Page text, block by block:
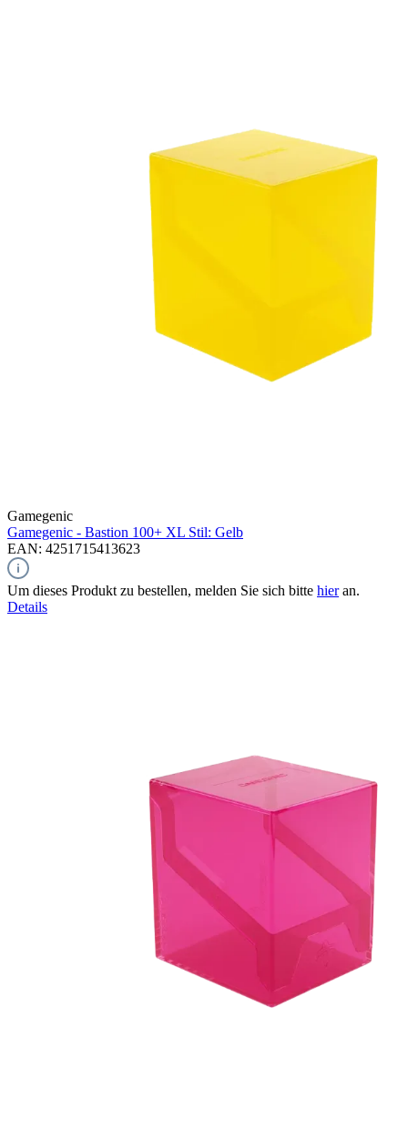
Gamegenic
Gamegenic - Bastion 100+ XL Stil: Gelb
EAN: 4251715413623
Um dieses Produkt zu bestellen, melden Sie sich bitte hieran.
Details